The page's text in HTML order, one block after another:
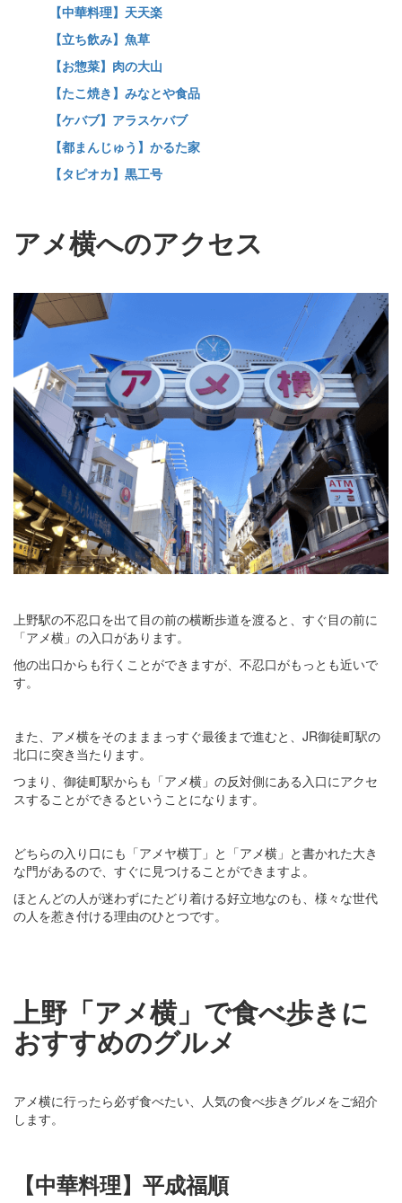
【中華料理】天天楽
【立ち飲み】魚草
【お惣菜】肉の大山
【たこ焼き】みなとや食品
【ケバブ】アラスケバブ
【都まんじゅう】かるた家
【タピオカ】黒工号
アメ横へのアクセス
上野駅の不忍口を出て目の前の横断歩道を渡ると、すぐ目の前に
「アメ横」の入口があります。
他の出口からも行くことができますが、不忍口がもっとも近いで
す。
また、アメ横をそのまままっすぐ最後まで進むと、JR御徒町駅の
北口に突き当たります。
つまり、御徒町駅からも「アメ横」の反対側にある入口にアクセ
スすることができるということになります。
どちらの入り口にも「アメヤ横丁」と「アメ横」と書かれた大き
な門があるので、すぐに見つけることができますよ。
ほとんどの人が迷わずにたどり着ける好立地なのも、様々な世代
の人を惹き付ける理由のひとつです。
上野「アメ横」で食べ歩きに
おすすめのグルメ
アメ横に行ったら必ず食べたい、人気の食べ歩きグルメをご紹介
します。
【中華料理】平成福順